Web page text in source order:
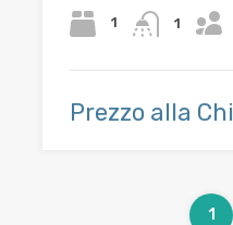
1 1
Prezzo alla
1